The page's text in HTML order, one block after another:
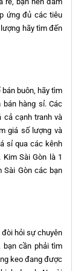
ứng đủ các tiêu
hãy tìm đến
buôn, hãy tìm
hàng sỉ. Các
cả cạnh tranh và
giá số lượng và
sỉ qua các kênh
Sài Gòn là 1
Sài Gòn các bạn
đòi hỏi sự chuyên
bạn cần phải tìm
keo đang được